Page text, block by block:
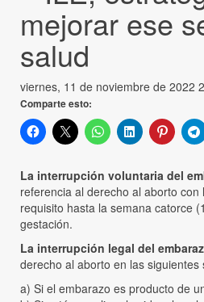
mejorar ese
salud
viernes, 11 de noviembre de 2022
Comparte esto:
La interrupción voluntaria del
referencia al derecho al aborto con
requisito hasta la semana catorce
gestación.
La interrupción legal del
derecho al aborto en las siguientes
a) Si el embarazo es producto de